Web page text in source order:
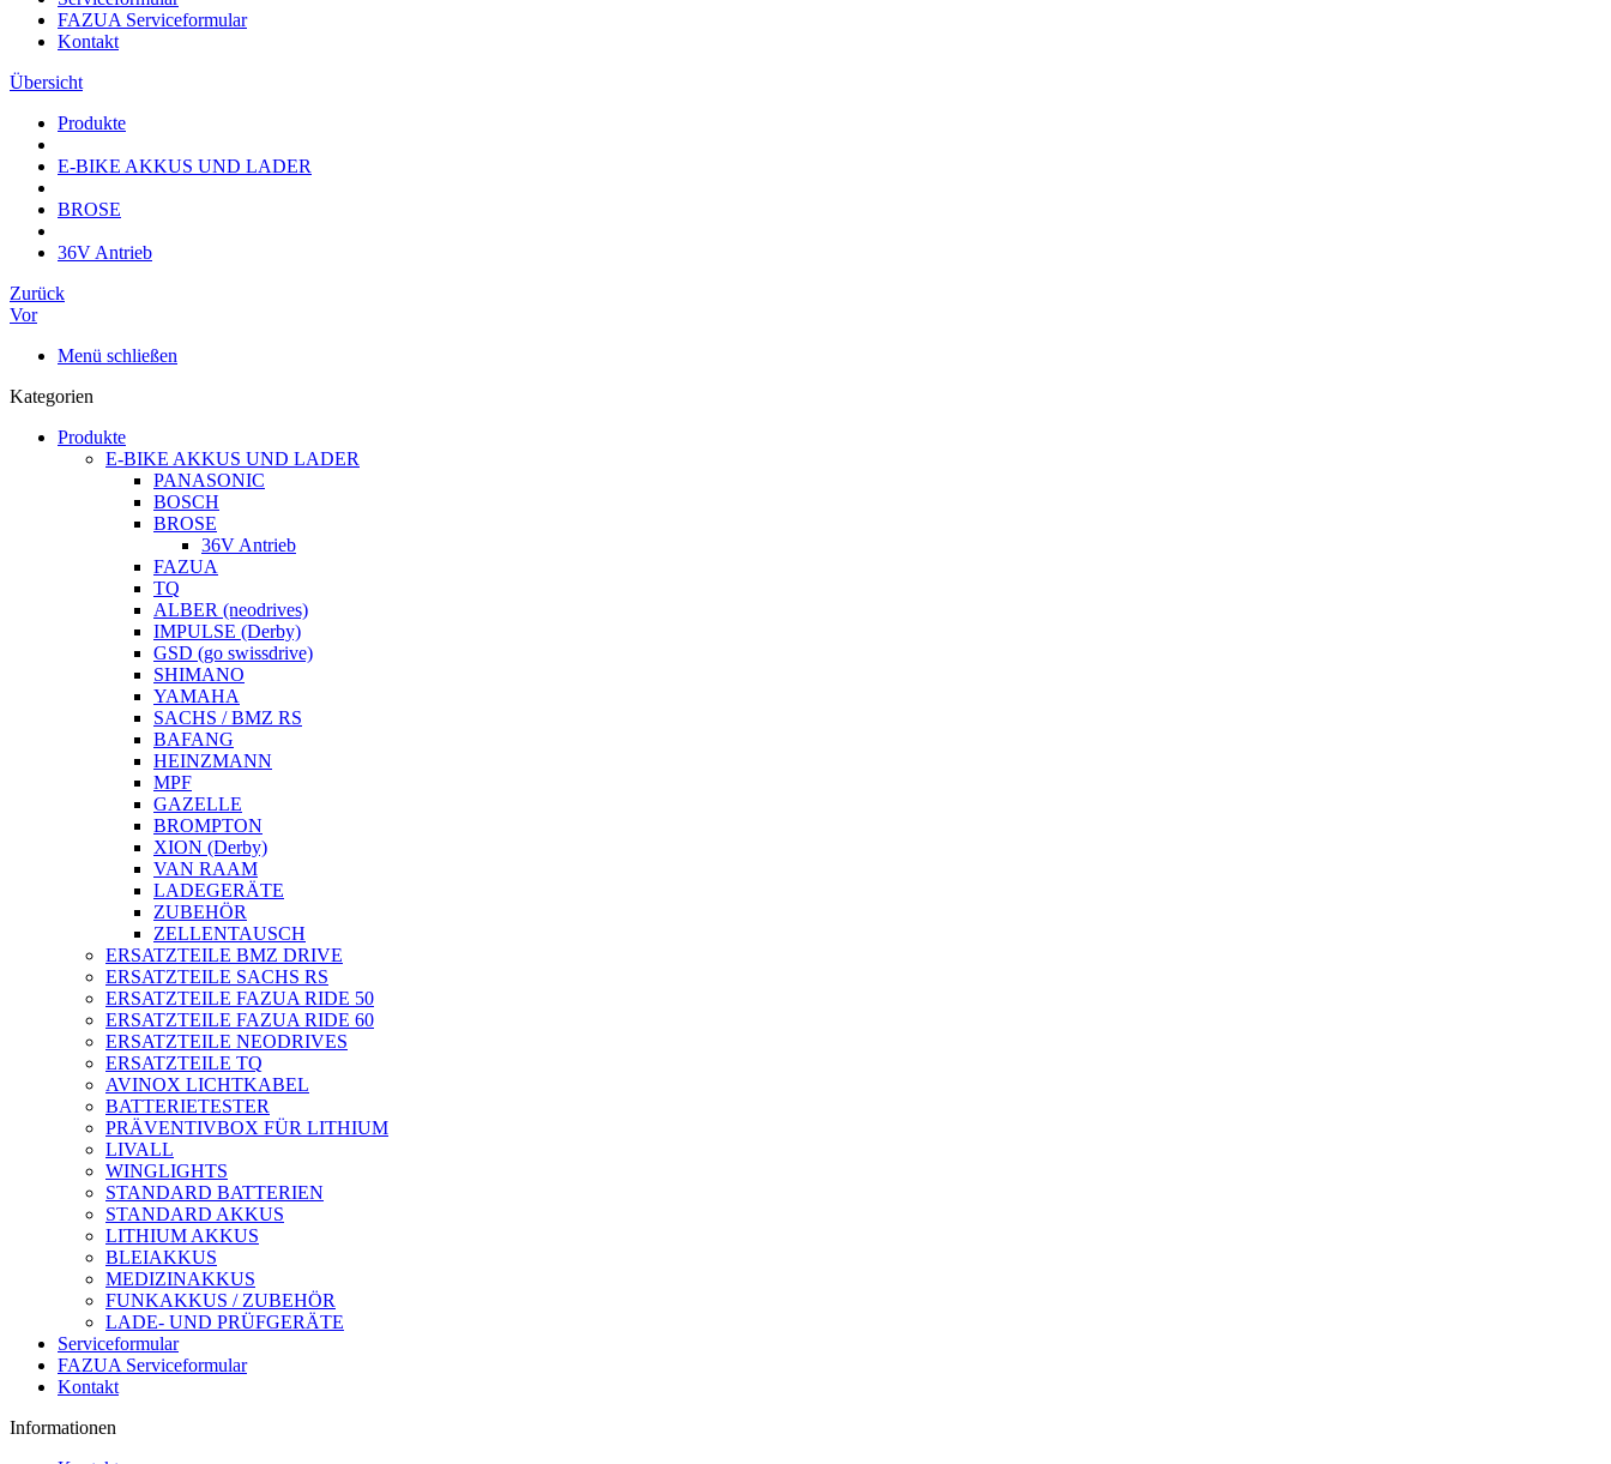
FAZUA Serviceformular
Kontakt
Übersicht
Produkte
E-BIKE AKKUS UND LADER
BROSE
36V Antrieb
Zurück
Vor
Menü schließen
Kategorien
Produkte
E-BIKE AKKUS UND LADER
PANASONIC
BOSCH
BROSE
36V Antrieb
FAZUA
TQ
ALBER (neodrives)
IMPULSE (Derby)
GSD (go swissdrive)
SHIMANO
YAMAHA
SACHS / BMZ RS
BAFANG
HEINZMANN
MPF
GAZELLE
BROMPTON
XION (Derby)
VAN RAAM
LADEGERÄTE
ZUBEHÖR
ZELLENTAUSCH
ERSATZTEILE BMZ DRIVE
ERSATZTEILE SACHS RS
ERSATZTEILE FAZUA RIDE 50
ERSATZTEILE FAZUA RIDE 60
ERSATZTEILE NEODRIVES
ERSATZTEILE TQ
AVINOX LICHTKABEL
BATTERIETESTER
PRÄVENTIVBOX FÜR LITHIUM
LIVALL
WINGLIGHTS
STANDARD BATTERIEN
STANDARD AKKUS
LITHIUM AKKUS
BLEIAKKUS
MEDIZINAKKUS
FUNKAKKUS / ZUBEHÖR
LADE- UND PRÜFGERÄTE
Serviceformular
FAZUA Serviceformular
Kontakt
Informationen